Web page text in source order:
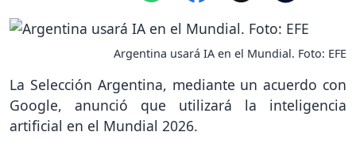
Argentina usará IA en el Mundial. Foto: EFE
La Selección Argentina, mediante un acuerdo con
Google, anunció que utilizará la inteligencia
artificial en el Mundial 2026.